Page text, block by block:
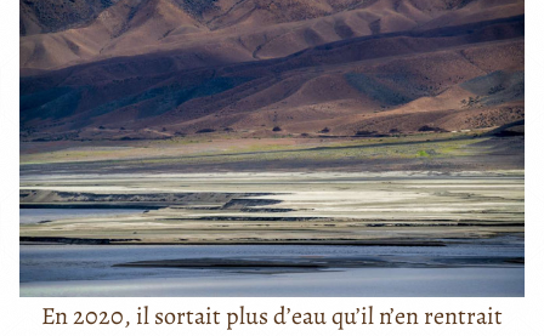
En 2020, il sortait plus d’eau qu’il n’en rentrait